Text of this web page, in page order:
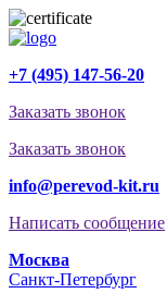
+7 (495) 147-56-20
Заказать звонок
Заказать звонок
info@perevod-kit.ru
Написать сообщение
Москва
Санкт-Петербург